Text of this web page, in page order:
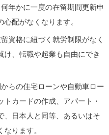
何年かに一度の在留期間更新申
配がなくなります。
資格に紐づく就労制限がなく
け、転職や起業も自由にでき
らの住宅ローンや自動車ロー
カードの作成、アパート・
、日本人と同等、あるいはそ
ります。